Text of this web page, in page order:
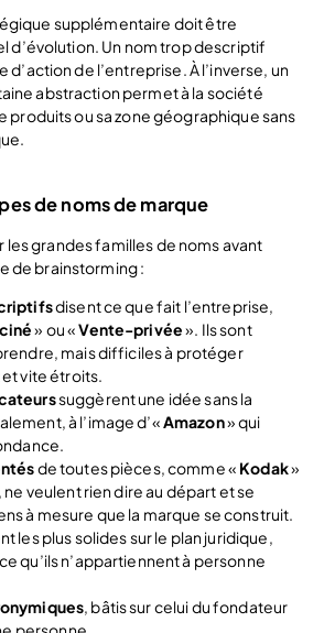
supplémentaire doit être
d’évolution. Un nom trop descriptif
de l’entreprise. À l’inverse, un
abstraction permet à la société
produits ou sa zone géographique sans
de noms de marque
les grandes familles de noms avant
de brainstorming :
disent ce que fait l’entreprise,
» ou «Vente-privée». Ils sont
mais difficiles à protéger
vite étroits.
suggèrent une idée sans la
à l’image d’«Amazon» qui
de toutes pièces, comme « Kodak»
ne veulent rien dire au départ et se
à mesure que la marque se construit.
les plus solides sur le plan juridique,
qu’ils n’appartiennent à personne
, bâtis sur celui du fondateur